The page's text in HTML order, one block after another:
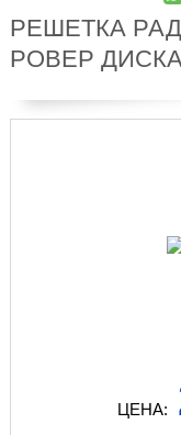
РЕШЕТКА
РОВЕР
ЦЕНА: